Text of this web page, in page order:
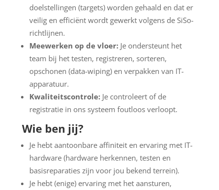
doelstellingen (targets) worden gehaald en dat er
veilig en efficiënt wordt gewerkt volgens de SiSo-
richtlijnen.
Meewerken op de vloer:Je ondersteunt het
team bij het testen, registreren, sorteren,
opschonen (data-wiping) en verpakken van IT-
apparatuur.
Kwaliteitscontrole:Je controleert of de
registratie in ons systeem foutloos verloopt.
Wie ben jij?
Je hebt aantoonbare affiniteit en ervaring met IT-
hardware (hardware herkennen, testen en
basisreparaties zijn voor jou bekend terrein).
Je hebt (enige) ervaring met het aansturen,